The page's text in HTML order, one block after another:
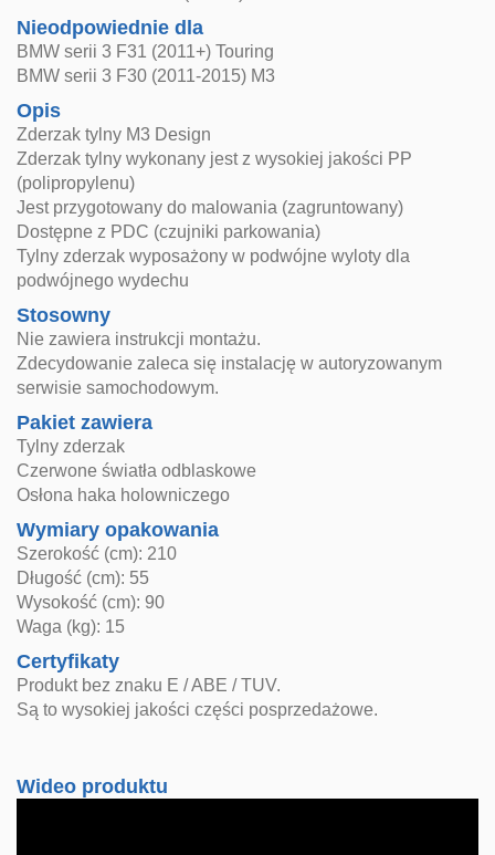
Nieodpowiednie dla
BMW serii 3 F31 (2011+) Touring
BMW serii 3 F30 (2011-2015) M3
Opis
Zderzak tylny M3 Design
Zderzak tylny wykonany jest z wysokiej jakości PP
(polipropylenu)
Jest przygotowany do malowania (zagruntowany)
Dostępne z PDC (czujniki parkowania)
Tylny zderzak wyposażony w podwójne wyloty dla
podwójnego wydechu
Stosowny
Nie zawiera instrukcji montażu.
Zdecydowanie zaleca się instalację w autoryzowanym
serwisie samochodowym.
Pakiet zawiera
Tylny zderzak
Czerwone światła odblaskowe
Osłona haka holowniczego
Wymiary opakowania
Szerokość (cm): 210
Długość (cm): 55
Wysokość (cm): 90
Waga (kg): 15
Certyfikaty
Produkt bez znaku E / ABE / TUV.
Są to wysokiej jakości części posprzedażowe.
Wideo produktu